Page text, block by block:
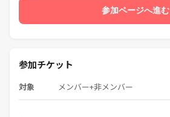
参加ページへ進む
参加チケット
対象 メンバー+非メンバー